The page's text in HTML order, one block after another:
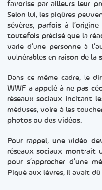
favorise par ailleurs leur
Selon lui, les piqûres
sévères, parfois à
toutefois précisé que la
varie d’une personne à
vulnérables en raison de la
Dans ce même cadre, le
WWF a appelé à ne pas
réseaux sociaux incitant
méduses, voire à les
photos ou des vidéos.
Pour rappel, une vidéo
réseaux sociaux montrait
pour s’approcher d’une
Piqué aux lèvres, il avait